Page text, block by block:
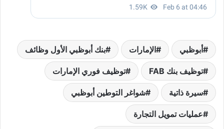
أبوظبي الإمارات بنك أبوظبي الأول وظائف
توظيف بنك FAB توظيف فوري الإمارات
سيرة ذاتية شواغر التوطين أبوظبي
عمليات تمويل التجارة